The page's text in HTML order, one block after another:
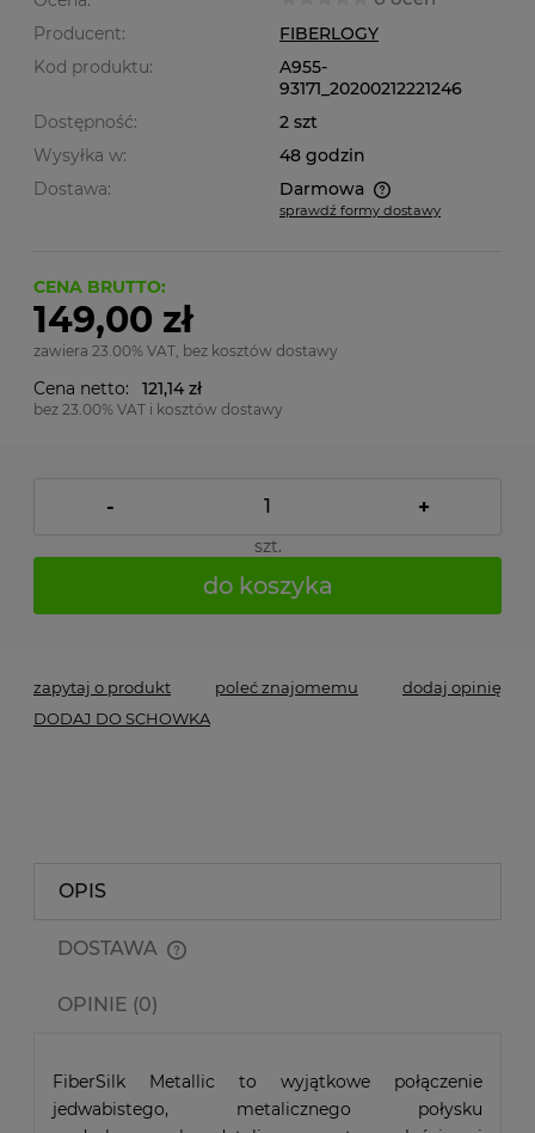
Producent:
FIBERLOGY
Kod produktu:
A955-
93171_20200212221246
Dostępność:
2 szt
Wysyłka w:
48 godzin
Dostawa:
Darmowa
Cena nie zawiera ewentualnych kosztów płatności
sprawdź formy dostawy
CENA BRUTTO:
149,00 zł
zawiera 23.00% VAT, bez kosztów dostawy
Cena netto: 121,14 zł
bez 23.00% VAT i kosztów dostawy
- +
szt.
do koszyka
zapytaj o produkt poleć znajomemu
dodaj opinię
DODAJ DO SCHOWKA
OPIS
DOSTAWA
OPINIE (0)
FiberSilk Metallic to wyjątkowe połączenie
jedwabistego, metalicznego połysku